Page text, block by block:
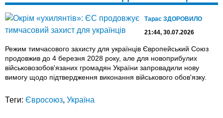
Тарас ЗДОРОВИЛО
21:44, 30.07.2026
Режим тимчасового захисту для українців Європейський Союз
продовжив до 4 березня 2028 року, але для новоприбулих
військовозобов'язаних громадян України запровадили нову
вимогу щодо підтвердження виконання військового обов'язку.
Теги: Євросоюз, Україна